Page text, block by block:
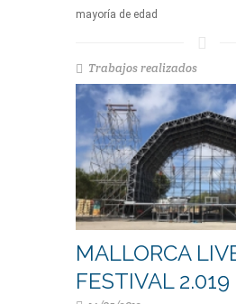
mayoría de edad
Trabajos realizados
MALLORCA
FESTIVAL 2.019